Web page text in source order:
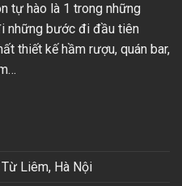
tự hào là 1 trong những
những bước đi đầu tiên
thiết kế hầm rượu, quán bar,
Từ Liêm, Hà Nội